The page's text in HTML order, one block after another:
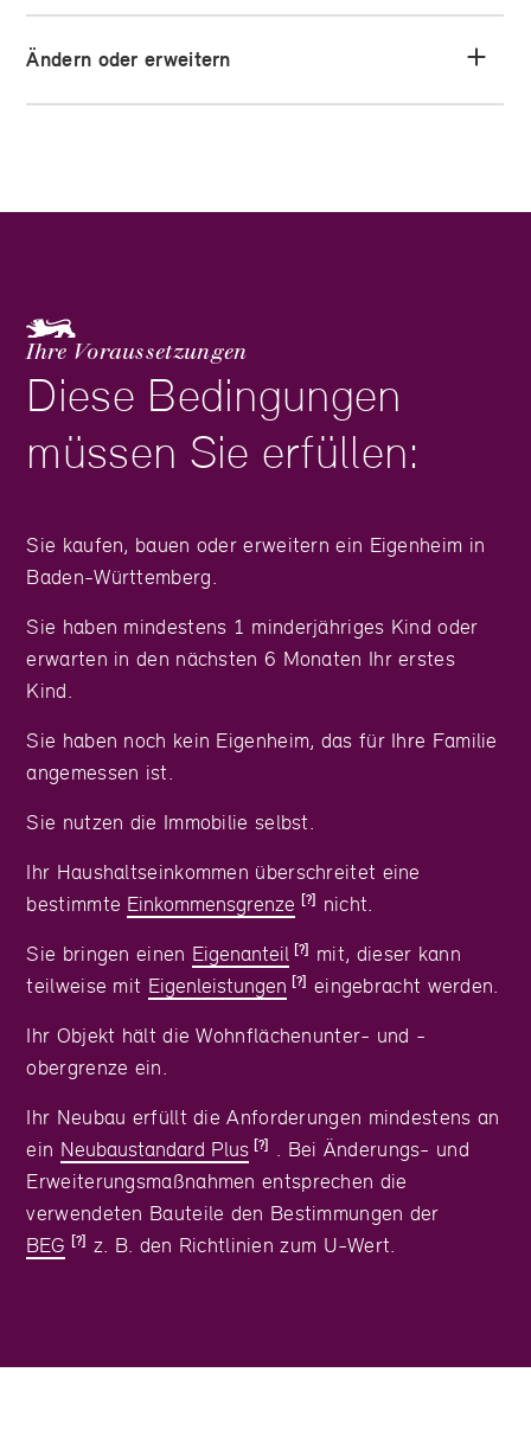
Ändern oder erweitern
Ihre Voraussetzungen
Diese Bedingungen
müssen Sie erfüllen:
Sie kaufen, bauen oder erweitern ein Eigenheim in
Baden-Württemberg.
Sie haben mindestens 1 minderjähriges Kind oder
erwarten in den nächsten 6 Monaten Ihr erstes
Kind.
Sie haben noch kein Eigenheim, das für Ihre Familie
angemessen ist.
Sie nutzen die Immobilie selbst.
Ihr Haushaltseinkommen überschreitet eine
bestimmte Einkommensgrenze
nicht.
Sie bringen einen Eigenanteil
mit, dieser kann
teilweise mit Eigenleistungen
eingebracht werden.
Ihr Objekt hält die Wohnflächenunter- und -
obergrenze ein.
Ihr Neubau erfüllt die Anforderungen mindestens an
ein Neubaustandard Plus
. Bei Änderungs- und
Erweiterungsmaßnahmen entsprechen die
verwendeten Bauteile den Bestimmungen der
BEG
z. B. den Richtlinien zum U-Wert.